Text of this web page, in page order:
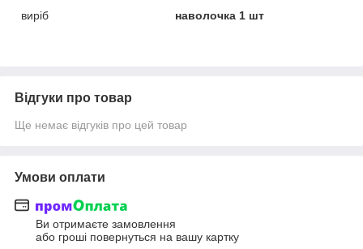
виріб
наволочка 1 шт
Відгуки про товар
Ще немає відгуків про цей товар
Умови оплати
Ви отримаєте замовлення
або гроші повернуться на вашу картку